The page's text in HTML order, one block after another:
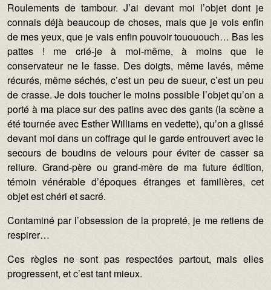
Roulements de tambour. J’ai devant moi l’objet dont je
connais déjà beaucoup de choses, mais que je vois enfin
de mes yeux, que je vais enfin pouvoir touououch… Bas les
pattes ! me crié-je à moi-même, à moins que le
conservateur ne le fasse. Des doigts, même lavés, même
récurés, même séchés, c’est un peu de sueur, c’est un peu
de crasse. Je dois toucher le moins possible l’objet qu’on a
porté à ma place sur des patins avec des gants (la scène a
été tournée avec Esther Williams en vedette), qu’on a glissé
devant moi dans un coffrage qui le garde entrouvert avec le
secours de boudins de velours pour éviter de casser sa
reliure. Grand-père ou grand-mère de ma future édition,
témoin vénérable d’époques étranges et familières, cet
objet est chéri et sacré.
Contaminé par l’obsession de la propreté, je me retiens de
respirer…
Ces règles ne sont pas respectées partout, mais elles
progressent, et c’est tant mieux.